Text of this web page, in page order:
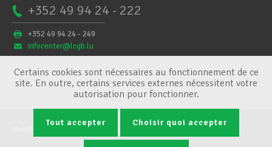
+352 49 94 24 - 222
+352 49 94 24 - 249
infocenter@lcgb.lu
Conditions générales Gestion des cookies
Certains cookies sont nécessaires au fonctionnement de ce
site. En outre, certains services externes nécessitent votre
autorisation pour fonctionner.
Tout accepter Choisir quoi accepter